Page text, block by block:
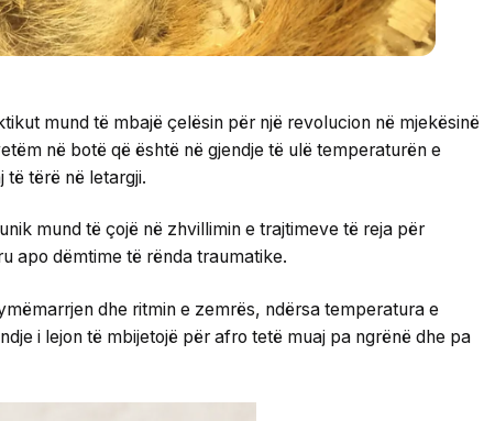
mund të mbajë çelësin për një revolucion në mjekësinë
në botë që është në gjendje të ulë temperaturën e
të tërë në letargji.
mund të çojë në zhvillimin e trajtimeve të reja për
apo dëmtime të rënda traumatike.
dhe ritmin e zemrës, ndërsa temperatura e
i lejon të mbijetojë për afro tetë muaj pa ngrënë dhe pa